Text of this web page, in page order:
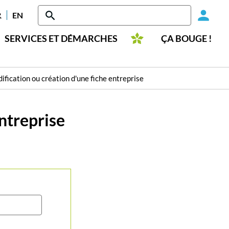
-
ENGLISH
SERVICES ET DÉMARCHES ÇA BOUGE !
ou création d'une fiche entreprise